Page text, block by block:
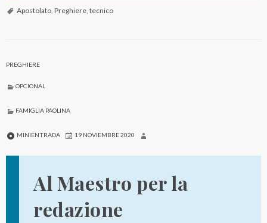
Apostolato, Preghiere, tecnico
PREGHIERE
OPCIONAL
FAMIGLIA PAOLINA
MINIENTRADA 19 NOVIEMBRE 2020
Al Maestro per la
redazione